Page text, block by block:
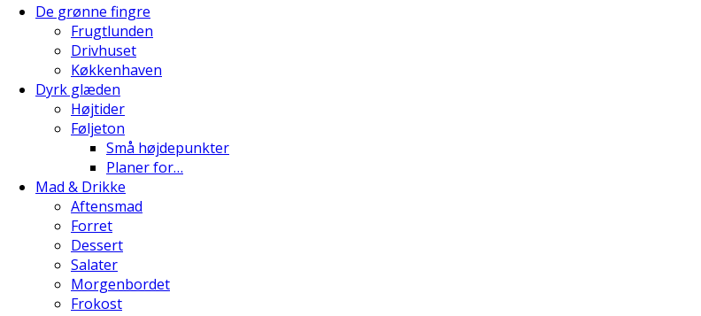
De grønne fingre
Frugtlunden
Drivhuset
Køkkenhaven
Dyrk glæden
Højtider
Føljeton
Små højdepunkter
Planer for…
Mad & Drikke
Aftensmad
Forret
Dessert
Salater
Morgenbordet
Frokost